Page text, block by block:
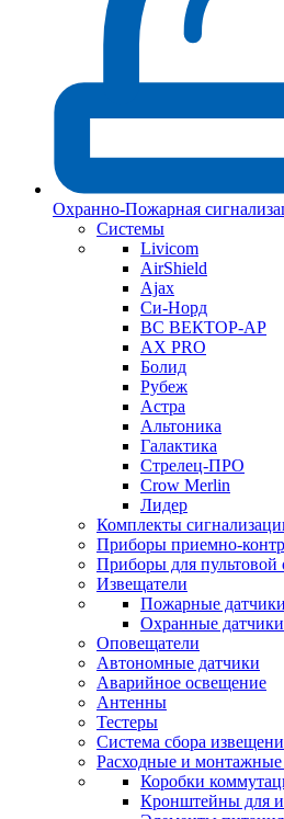
Охранно-Пожарная
Системы
Livicom
AirShield
Ajax
Си-Норд
ВС ВЕКТОР-АР
AX PRO
Болид
Рубеж
Астра
Альтоника
Галактика
Стрелец-ПРО
Crow Merlin
Лидер
Комплекты
Приборы приемно-
Приборы для пультовой
Извещатели
Пожарные
Охранные
Оповещатели
Автономные датчики
Аварийное освещение
Антенны
Тестеры
Система сбора
Расходные и
Коробки
Кронштейны для